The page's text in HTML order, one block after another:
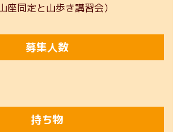
座同定と山歩き講習会）
募集人数
持ち物